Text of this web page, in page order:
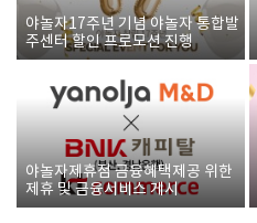
야놀자17주년 기념 야놀자 통합발
주센터 할인 프로모션 진행
야놀자제휴점 금융혜택제공 위한
제휴 및 금융서비스 게시